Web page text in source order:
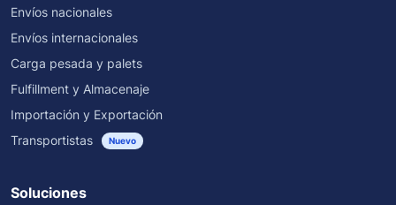
Envíos nacionales
Envíos internacionales
Carga pesada y palets
Fulfillment y Almacenaje
Importación y Exportación
Transportistas
Nuevo
Soluciones